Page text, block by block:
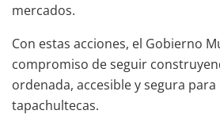
mercados.
Con estas acciones, el Gobierno
compromiso de seguir
ordenada, accesible y segura para
tapachultecas.